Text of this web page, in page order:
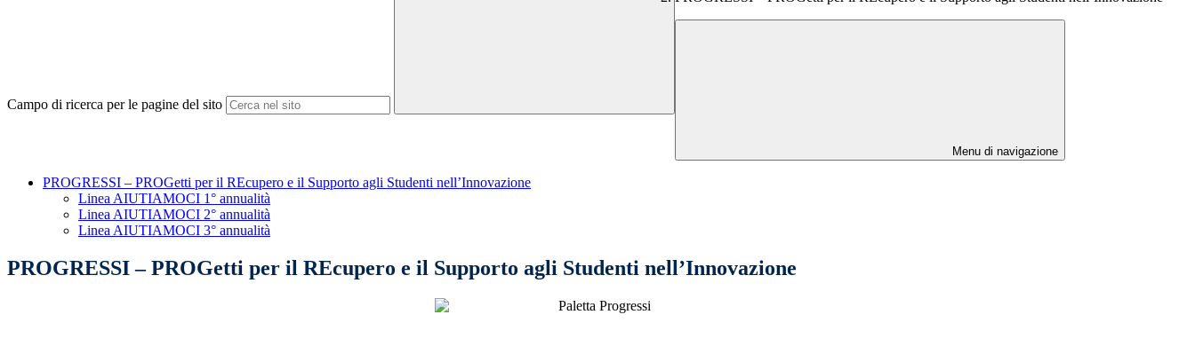
Campo di ricerca per le pagine del sito
Menu di navigazione
PROGRESSI – PROGetti per il REcupero e il Supporto agli Studenti nell’Innovazione
Linea AIUTIAMOCI 1° annualità
Linea AIUTIAMOCI 2° annualità
Linea AIUTIAMOCI 3° annualità
PROGRESSI – PROGetti per il REcupero e il Supporto agli Studenti nell’Innovazione